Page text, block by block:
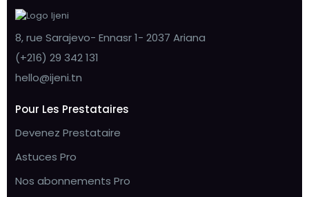
8, rue Sarajevo- Ennasr 1- 2037 Ariana
(+216) 29 342 131
hello@ijeni.tn
Pour Les Prestataires
Devenez Prestataire
Astuces Pro
Nos abonnements Pro